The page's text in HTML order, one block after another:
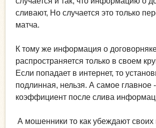
сливают, Но случается это только
матча.
К тому же информация о
распространяется только в своем
Если попадает в интернет, то
подлинная, нельзя. А самое главное
коэффициент после слива
А мошенники то как убеждают